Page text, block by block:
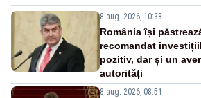
8 aug. 2026, 10:38
România își
recomandat
pozitiv, dar și un
autorități
8 aug. 2026, 08:51